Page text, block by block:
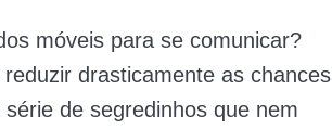
móveis para se comunicar?
drasticamente as chances
de segredinhos que nem